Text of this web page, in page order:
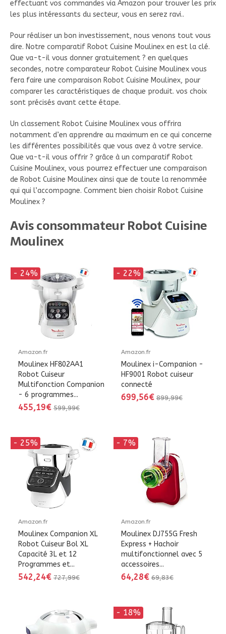
effectuant vos commandes via Amazon pour trouver les prix
les plus intéressants du secteur, vous en serez ravi..
Pour réaliser un bon investissement, nous venons tout vous
dire. Notre comparatif Robot Cuisine Moulinex en est la clé.
Que va-t-il vous donner gratuitement ? en quelques
secondes, notre comparateur Robot Cuisine Moulinex vous
fera faire une comparaison Robot Cuisine Moulinex, pour
comparer les caractéristiques de chaque produit. vos choix
sont précisés avant cette étape.
Un classement Robot Cuisine Moulinex vous offrira
notamment d’en apprendre au maximum en ce qui concerne
les différentes possibilités que vous avez à votre service.
Que va-t-il vous offrir ? grâce à un comparatif Robot
Cuisine Moulinex, vous pourrez effectuer une comparaison
de Robot Cuisine Moulinex ainsi que de toute la renommée
qui qui l’accompagne. Comment bien choisir Robot Cuisine
Moulinex ?
Avis consommateur Robot Cuisine
Moulinex
- 24%
Amazon.fr
Moulinex HF802AA1
Robot Cuiseur
Multifonction Companion
- 6 programmes...
455,19€ 599,99€
- 22%
Amazon.fr
Moulinex i-Companion -
HF9001 Robot cuiseur
connecté
699,56€ 899,99€
- 25%
Amazon.fr
Moulinex Companion XL
Robot Cuiseur Bol XL
Capacité 3L et 12
Programmes et...
542,24€ 727,99€
- 7%
Amazon.fr
Moulinex DJ755G Fresh
Express + Hachoir
multifonctionnel avec 5
accessoires...
64,28€ 69,83€
- 18%